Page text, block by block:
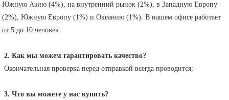
Южную Азию (4%), на внутренний рынок (2%), в Западную Европу
(2%), Южную Европу (1%) и Океанию (1%). В нашем офисе работает
от 5 до 10 человек.
2. Как мы можем гарантировать качество?
Окончательная проверка перед отправкой всегда проводится;
3. Что вы можете у нас купить?